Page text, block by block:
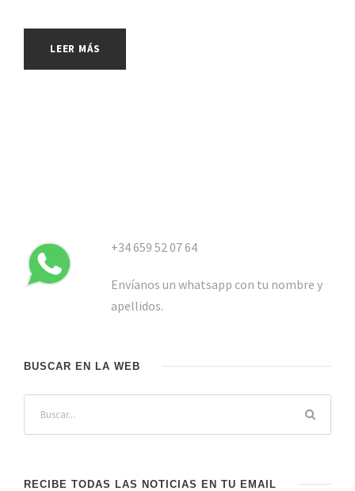
LEER MÁS
+34 659 52 07 64
Envíanos un whatsapp con tu nombre y
apellidos.
BUSCAR EN LA WEB
RECIBE TODAS LAS NOTICIAS EN TU EMAIL